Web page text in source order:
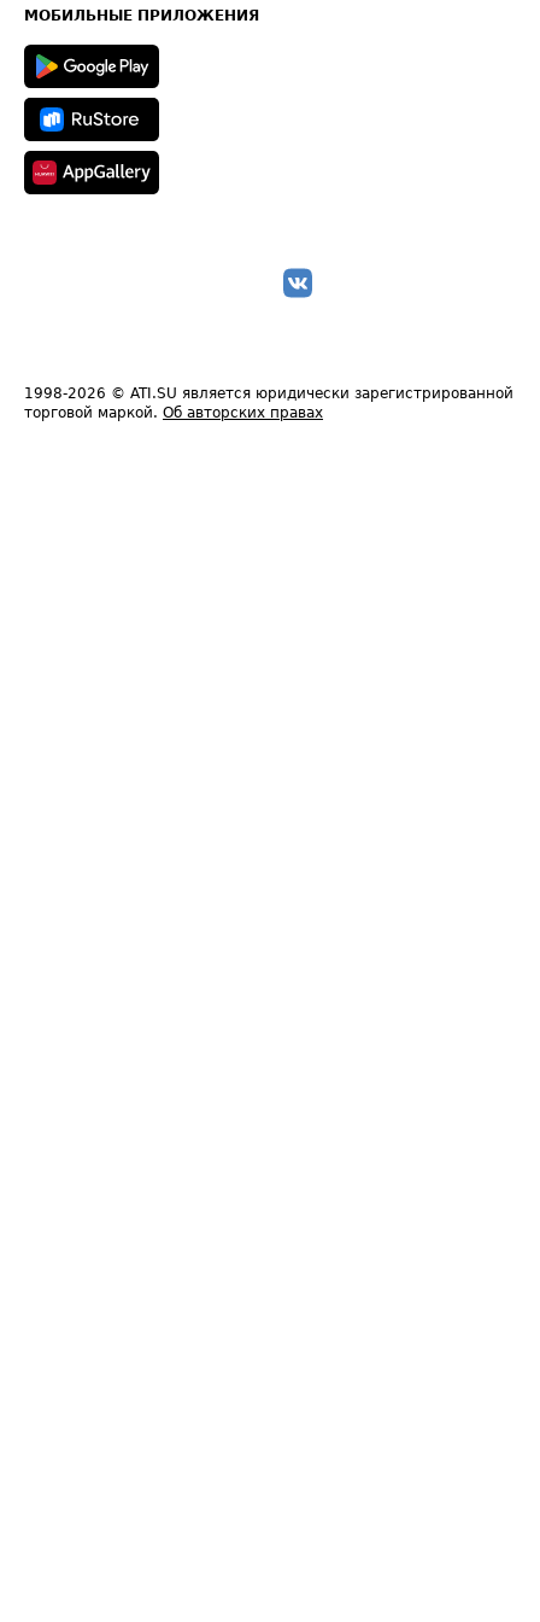
Техническая информация
МОБИЛЬНЫЕ ПРИЛОЖЕНИЯ
1998-2026 © ATI.SU является юридически зарегистрированной
торговой маркой. Об авторских правах